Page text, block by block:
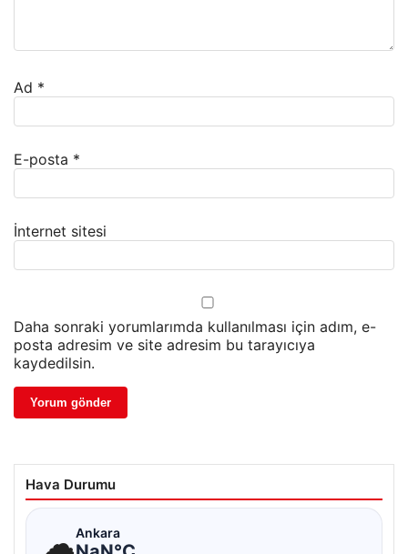
Ad *
E-posta *
İnternet sitesi
Daha sonraki yorumlarımda kullanılması için adım, e-
posta adresim ve site adresim bu tarayıcıya
kaydedilsin.
Hava Durumu
☁Ankara